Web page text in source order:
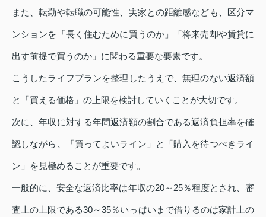
また、転勤や転職の可能性、実家との距離感なども、区分マ
ンションを「長く住むために買うのか」「将来売却や賃貸に
出す前提で買うのか」に関わる重要な要素です。
こうしたライフプランを整理したうえで、無理のない返済額
と「買える価格」の上限を検討していくことが大切です。
次に、年収に対する年間返済額の割合である返済負担率を確
認しながら、「買ってよいライン」と「購入を待つべきライ
ン」を見極めることが重要です。
一般的に、安全な返済比率は年収の20～25％程度とされ、審
査上の上限である30～35％いっぱいまで借りるのは家計上の